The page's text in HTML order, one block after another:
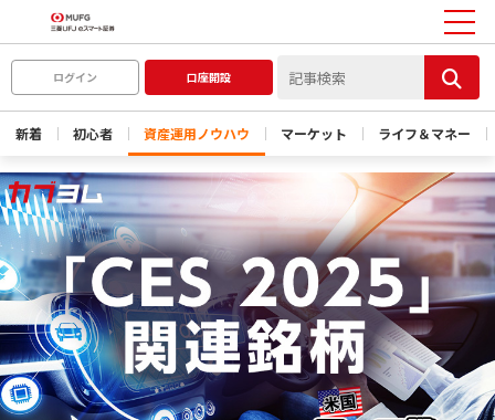
ログイン 口座開設
新着 初心者 資産運用ノウハウ マーケット ライフ＆マネー